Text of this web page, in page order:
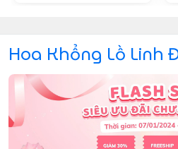
Hoa Khổng Lồ Linh